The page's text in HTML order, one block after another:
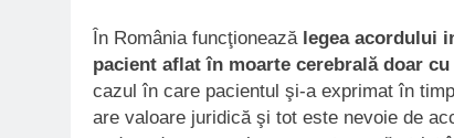
În România funcţionează legea acordului
pacient aflat în moarte cerebrală doar
cazul în care pacientul şi-a exprimat în
are valoare juridică şi tot este nevoie de